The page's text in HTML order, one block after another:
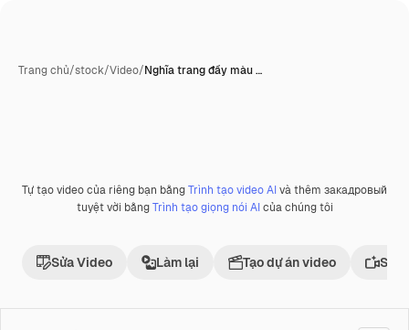
Trang chủ/stock/Video/Nghĩa trang đầy màu …
Phần thưởng
Tự tạo video của riêng bạn bằngTrình tạo video AIvà thêm закадровый
tuyệt vời bằngTrình tạo giọng nói AIcủa chúng tôi
Sửa Video Làm lại Tạo dự án video Sử